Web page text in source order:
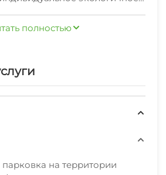
с теплым полом!
постельные
территория, на которой
полностью
на территории